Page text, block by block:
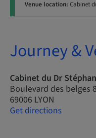
Venue location: Cabinet
Journey &
Cabinet du Dr
Boulevard des belges
69006 LYON
Get directions